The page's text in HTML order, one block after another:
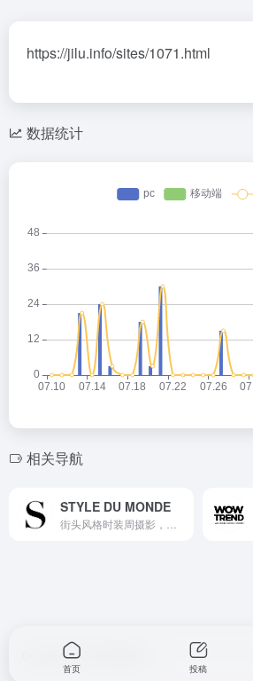
https://jilu.info/sites/1071.html
数据统计
相关导航
STYLE DU MONDE
Copyright © 2025 知晓天下
首页 投稿